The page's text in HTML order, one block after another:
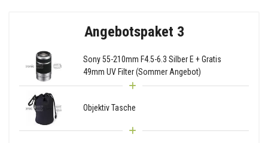
Angebotspaket 3
Sony 55-210mm F4.5-6.3 Silber E + Gratis
49mm UV Filter (Sommer Angebot)
Objektiv Tasche